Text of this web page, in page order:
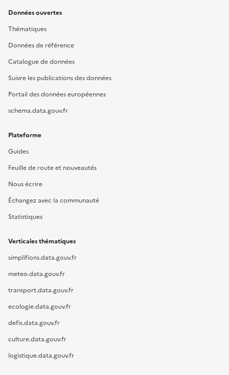
Données ouvertes
Thématiques
Données de référence
Catalogue de données
Suivre les publications des données
Portail des données européennes
schema.data.gouv.fr
Plateforme
Guides
Feuille de route et nouveautés
Nous écrire
Échangez avec la communauté
Statistiques
Verticales thématiques
simplifions.data.gouv.fr
meteo.data.gouv.fr
transport.data.gouv.fr
ecologie.data.gouv.fr
defis.data.gouv.fr
culture.data.gouv.fr
logistique.data.gouv.fr